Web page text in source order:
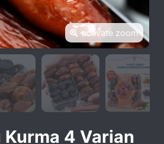
activate zoom
Kurma 4 Varian